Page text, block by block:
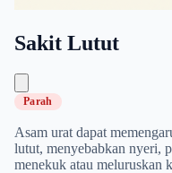
Sakit Lutut
Parah
Asam urat dapat
lutut, menyebabkan nyeri,
menekuk atau meluruskan